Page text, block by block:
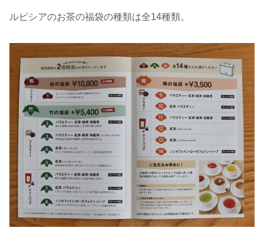
ルピシアのお茶の福袋の種類は全14種類。